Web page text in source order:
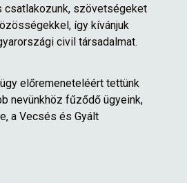
csatlakozunk, szövetségeket
így kívánjuk
civil társadalmat.
előremeneteléért tettünk
nevünkhöz fűződő ügyeink,
a Vecsés és Gyált